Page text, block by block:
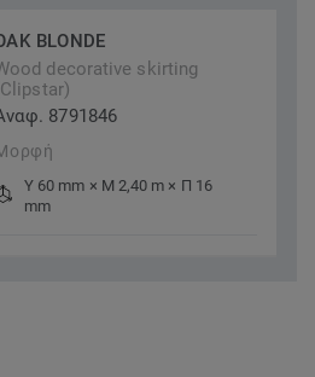
BLONDE
decorative skirting
8791846
Υ 60 mm × Μ 2,40 m × Π 16
mm